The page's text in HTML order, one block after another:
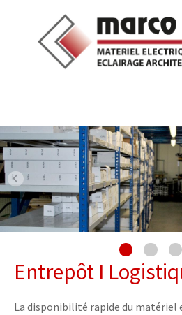
Entrepôt I
La disponibilité rapide du matériel